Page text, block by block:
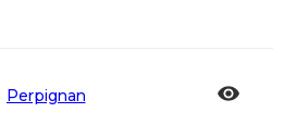
Perpignan